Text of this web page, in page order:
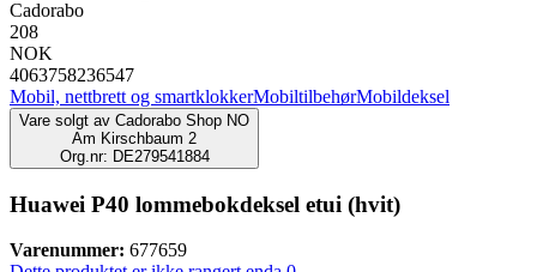
Cadorabo
208
NOK
4063758236547
Mobil, nettbrett og smartklokkerMobiltilbehørMobildeksel
Vare solgt av Cadorabo Shop NO
Am Kirschbaum 2
Org.nr: DE279541884
Huawei P40 lommebokdeksel etui (hvit)
Varenummer: 677659